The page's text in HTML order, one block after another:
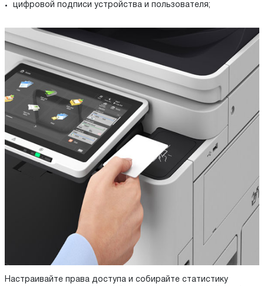
цифровой подписи устройства и пользователя;
Настраивайте права доступа и собирайте статистику